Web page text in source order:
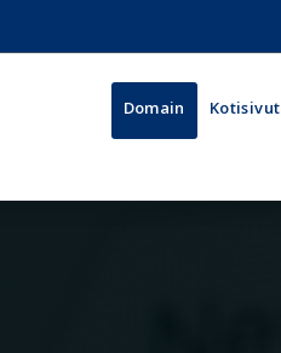
Domain Kotisivut